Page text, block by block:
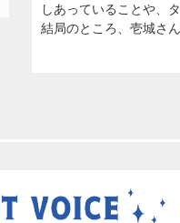
しあっていることや、
結局のところ、壱城さ